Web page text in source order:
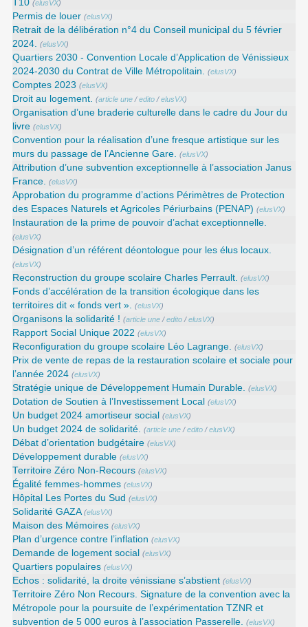
T10 (elusVX)
Permis de louer (elusVX)
Retrait de la délibération n°4 du Conseil municipal du 5 février
2024. (elusVX)
Quartiers 2030 - Convention Locale d’Application de Vénissieux
2024-2030 du Contrat de Ville Métropolitain. (elusVX)
Comptes 2023 (elusVX)
Droit au logement. (article une /edito /elusVX)
Organisation d’une braderie culturelle dans le cadre du Jour du
livre (elusVX)
Convention pour la réalisation d’une fresque artistique sur les
murs du passage de l’Ancienne Gare. (elusVX)
Attribution d’une subvention exceptionnelle à l’association Janus
France. (elusVX)
Approbation du programme d’actions Périmètres de Protection
des Espaces Naturels et Agricoles Périurbains (PENAP) (elusVX)
Instauration de la prime de pouvoir d’achat exceptionnelle.
(elusVX)
Désignation d’un référent déontologue pour les élus locaux.
(elusVX)
Reconstruction du groupe scolaire Charles Perrault. (elusVX)
Fonds d’accélération de la transition écologique dans les
territoires dit « fonds vert ». (elusVX)
Organisons la solidarité ! (article une /edito /elusVX)
Rapport Social Unique 2022 (elusVX)
Reconfiguration du groupe scolaire Léo Lagrange. (elusVX)
Prix de vente de repas de la restauration scolaire et sociale pour
l’année 2024 (elusVX)
Stratégie unique de Développement Humain Durable. (elusVX)
Dotation de Soutien à l’Investissement Local (elusVX)
Un budget 2024 amortiseur social (elusVX)
Un budget 2024 de solidarité. (article une /edito /elusVX)
Débat d’orientation budgétaire (elusVX)
Développement durable (elusVX)
Territoire Zéro Non-Recours (elusVX)
Égalité femmes-hommes (elusVX)
Hôpital Les Portes du Sud (elusVX)
Solidarité GAZA (elusVX)
Maison des Mémoires (elusVX)
Plan d’urgence contre l’inflation (elusVX)
Demande de logement social (elusVX)
Quartiers populaires (elusVX)
Echos : solidarité, la droite vénissiane s’abstient (elusVX)
Territoire Zéro Non Recours. Signature de la convention avec la
Métropole pour la poursuite de l’expérimentation TZNR et
subvention de 5 000 euros à l’association Passerelle. (elusVX)